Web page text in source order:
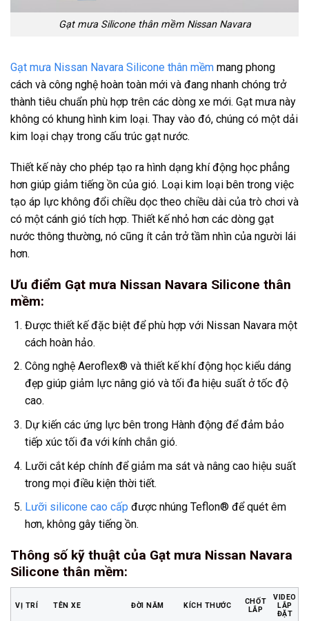
Gạt mưa Silicone thân mềm Nissan Navara
Gạt mưa Nissan Navara Silicone thân mềm mang phong
cách và công nghệ hoàn toàn mới và đang nhanh chóng trở
thành tiêu chuẩn phù hợp trên các dòng xe mới. Gạt mưa này
không có khung hình kim loại. Thay vào đó, chúng có một dải
kim loại chạy trong cấu trúc gạt nước.
Thiết kế này cho phép tạo ra hình dạng khí động học phẳng
hơn giúp giảm tiếng ồn của gió. Loại kim loại bên trong việc
tạo áp lực không đổi chiều dọc theo chiều dài của trò chơi và
có một cánh gió tích hợp. Thiết kế nhỏ hơn các dòng gạt
nước thông thường, nó cũng ít cản trở tầm nhìn của người lái
hơn.
Ưu điểm Gạt mưa Nissan Navara Silicone thân
mềm:
Được thiết kế đặc biệt để phù hợp với Nissan Navara một
cách hoàn hảo.
Công nghệ Aeroflex® và thiết kế khí động học kiểu dáng
đẹp giúp giảm lực nâng gió và tối đa hiệu suất ở tốc độ
cao.
Dự kiến các ứng lực bên trong Hành động để đảm bảo
tiếp xúc tối đa với kính chắn gió.
Lưỡi cắt kép chính để giảm ma sát và nâng cao hiệu suất
trong mọi điều kiện thời tiết.
Lưỡi silicone cao cấp được nhúng Teflon® để quét êm
hơn, không gây tiếng ồn.
Thông số kỹ thuật của Gạt mưa Nissan Navara
Silicone thân mềm:
VỊ TRÍ TÊN XE ĐỜI NĂM KÍCH THƯỚC
CHỐT
LẮP
VIDEO
LẮP
ĐẶT